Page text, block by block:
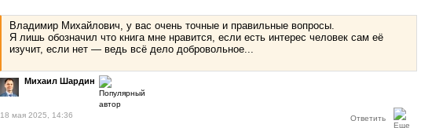
Владимир Михайлович, у вас очень точные и правильные вопросы.
Я лишь обозначил что книга мне нравится, если есть интерес человек сам её
изучит, если нет — ведь всё дело добровольное...
Михаил Шардин
18 мая 2025, 14:36 Ответить